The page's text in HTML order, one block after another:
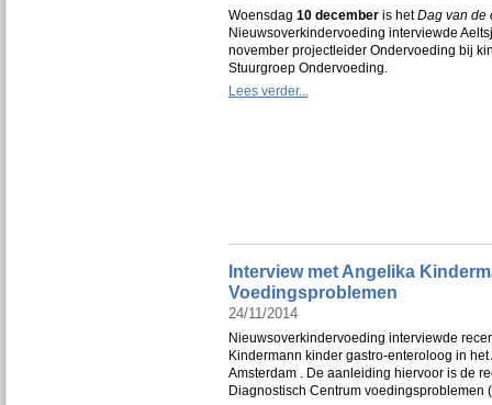
Woensdag 10 decemberis hetDag van de
Nieuwsoverkindervoeding interviewde
november projectleider Ondervoeding bij
Stuurgroep Ondervoeding.
Lees verder...
Interview met Angelika
Voedingsproblemen
24/11/2014
Nieuwsoverkindervoeding interviewde
Kindermann kinder gastro-enteroloog in het
Amsterdam . De aanleiding hiervoor is de
Diagnostisch Centrum voedingsproblemen